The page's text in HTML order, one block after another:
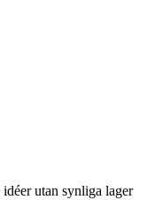
utan synliga lager